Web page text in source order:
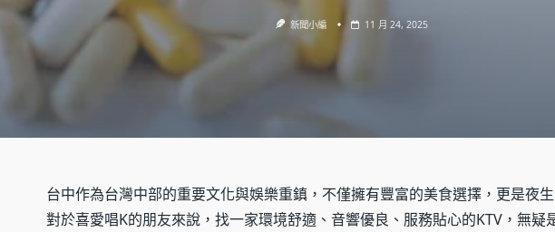
新聞小編 11 月 24, 2025
台中作為台灣中部的重要文化與娛樂重鎮，不僅擁有豐富的美食選擇，更是夜
對於喜愛唱K的朋友來說，找一家環境舒適、音響優良、服務貼心的KTV，無疑